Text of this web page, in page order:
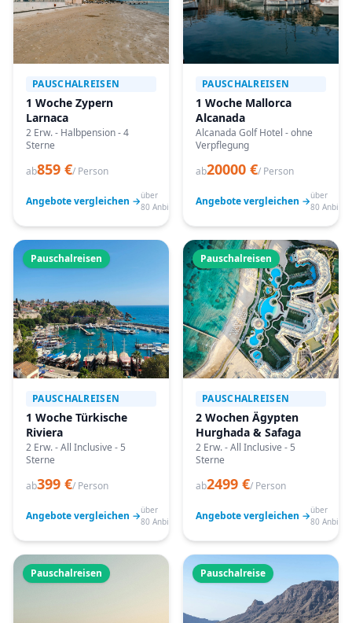
PAUSCHALREISEN
1 Woche Zypern
Larnaca
2 Erw. - Halbpension - 4
Sterne
ab859 €/ Person
Angebote vergleichen →über
80 Anbieter
PAUSCHALREISEN
1 Woche Mallorca
Alcanada
Alcanada Golf Hotel - ohne
Verpflegung
ab20000 €/ Person
Angebote vergleichen →über
80
Pauschalreisen
PAUSCHALREISEN
1 Woche Türkische
Riviera
2 Erw. - All Inclusive - 5
Sterne
ab399 €/ Person
Angebote vergleichen →über
80 Anbieter
Pauschalreisen
PAUSCHALREISEN
2 Wochen Ägypten
Hurghada & Safaga
2 Erw. - All Inclusive - 5
Sterne
ab2499 €/ Person
Angebote vergleichen →über
80
Pauschalreisen Pauschalreise